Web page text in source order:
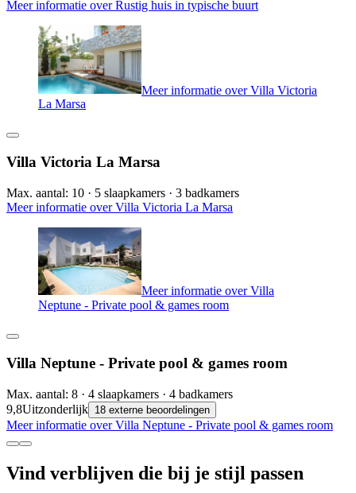
Meer informatie over Rustig huis in typische buurt
Meer informatie over Villa Victoria
La Marsa
Villa Victoria La Marsa
Max. aantal: 10 · 5 slaapkamers · 3 badkamers
Meer informatie over Villa Victoria La Marsa
Meer informatie over Villa
Neptune - Private pool & games room
Villa Neptune - Private pool & games room
Max. aantal: 8 · 4 slaapkamers · 4 badkamers
9,8Uitzonderlijk 18 externe beoordelingen
Meer informatie over Villa Neptune - Private pool & games room
Vind verblijven die bij je stijl passen